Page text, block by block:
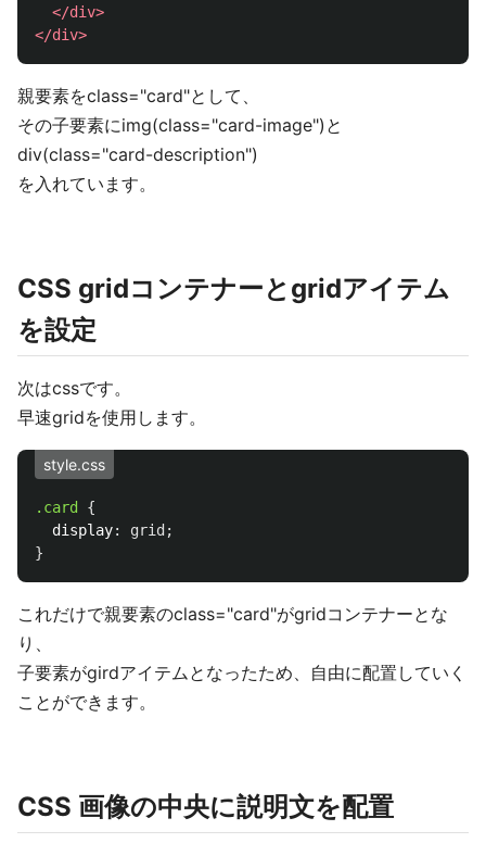
</div>
</div>
親要素をclass="card"として、
その子要素にimg(class="card-image")と
div(class="card-description")
を入れています。
CSS gridコンテナーとgridアイテム
を設定
次はcssです。
早速gridを使用します。
style.css
.card
{
display: grid ;
}
これだけで親要素のclass="card"がgridコンテナーとな
り、
子要素がgirdアイテムとなったため、自由に配置していく
ことができます。
CSS 画像の中央に説明文を配置